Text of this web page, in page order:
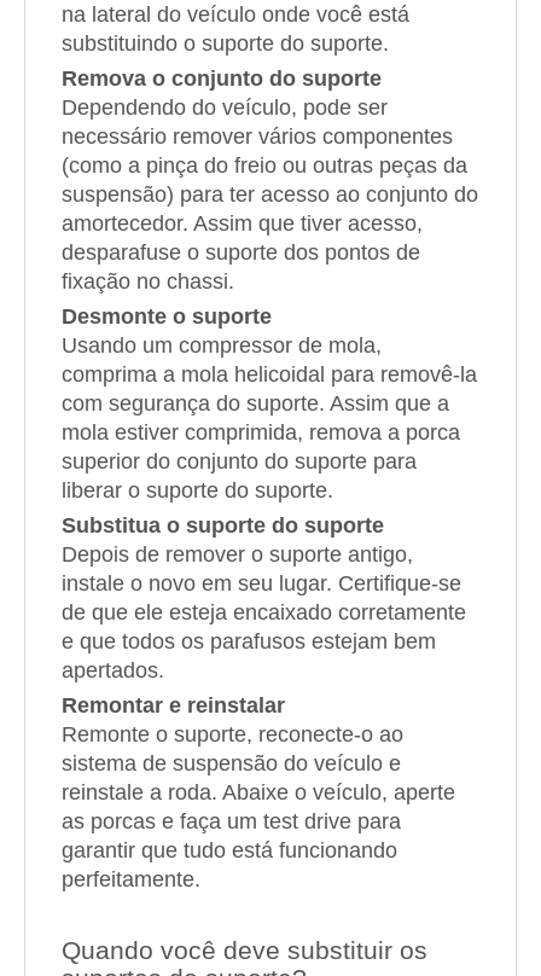
na lateral do veículo onde você está
substituindo o suporte do suporte.
Remova o conjunto do suporte
Dependendo do veículo, pode ser
necessário remover vários componentes
(como a pinça do freio ou outras peças da
suspensão) para ter acesso ao conjunto do
amortecedor. Assim que tiver acesso,
desparafuse o suporte dos pontos de
fixação no chassi.
Desmonte o suporte
Usando um compressor de mola,
comprima a mola helicoidal para removê-la
com segurança do suporte. Assim que a
mola estiver comprimida, remova a porca
superior do conjunto do suporte para
liberar o suporte do suporte.
Substitua o suporte do suporte
Depois de remover o suporte antigo,
instale o novo em seu lugar. Certifique-se
de que ele esteja encaixado corretamente
e que todos os parafusos estejam bem
apertados.
Remontar e reinstalar
Remonte o suporte, reconecte-o ao
sistema de suspensão do veículo e
reinstale a roda. Abaixe o veículo, aperte
as porcas e faça um test drive para
garantir que tudo está funcionando
perfeitamente.
Quando você deve substituir os